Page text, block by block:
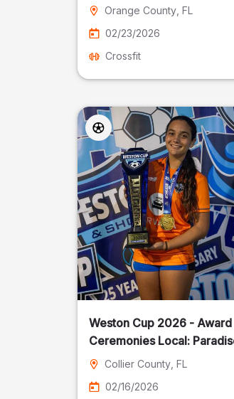
Orange County , FL
02/23/2026
Crossfit
Weston Cup 2026 - Award
Ceremonies Local:
CostCollier County , FL
02/16/2026